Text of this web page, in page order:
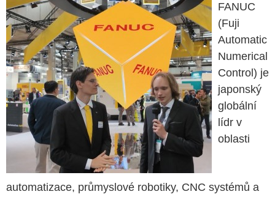
FANUC
(Fuji
Automatic
Numerical
Control) je
japonský
globální
lídr v
oblasti
automatizace, průmyslové robotiky, CNC systémů a